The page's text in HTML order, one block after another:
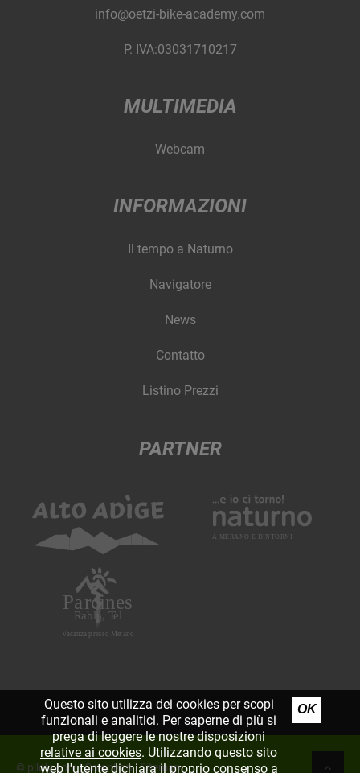
info@oetzi-bike-academy.com
P. IVA:03031710217
MULTIMEDIA
Webcam
INFORMAZIONI
Il tempo a Naturno
Navigatore
News
Contatto
Listino Prezzi
PARTNER
© piloly.com |Colophon |Sitemap
Questo sito utilizza dei cookies per scopi
funzionali e analitici. Per saperne di più si
prega di leggere le nostredisposizioni
relative ai cookies. Utilizzando questo sito
web l'utente dichiara il proprio consenso a
OK